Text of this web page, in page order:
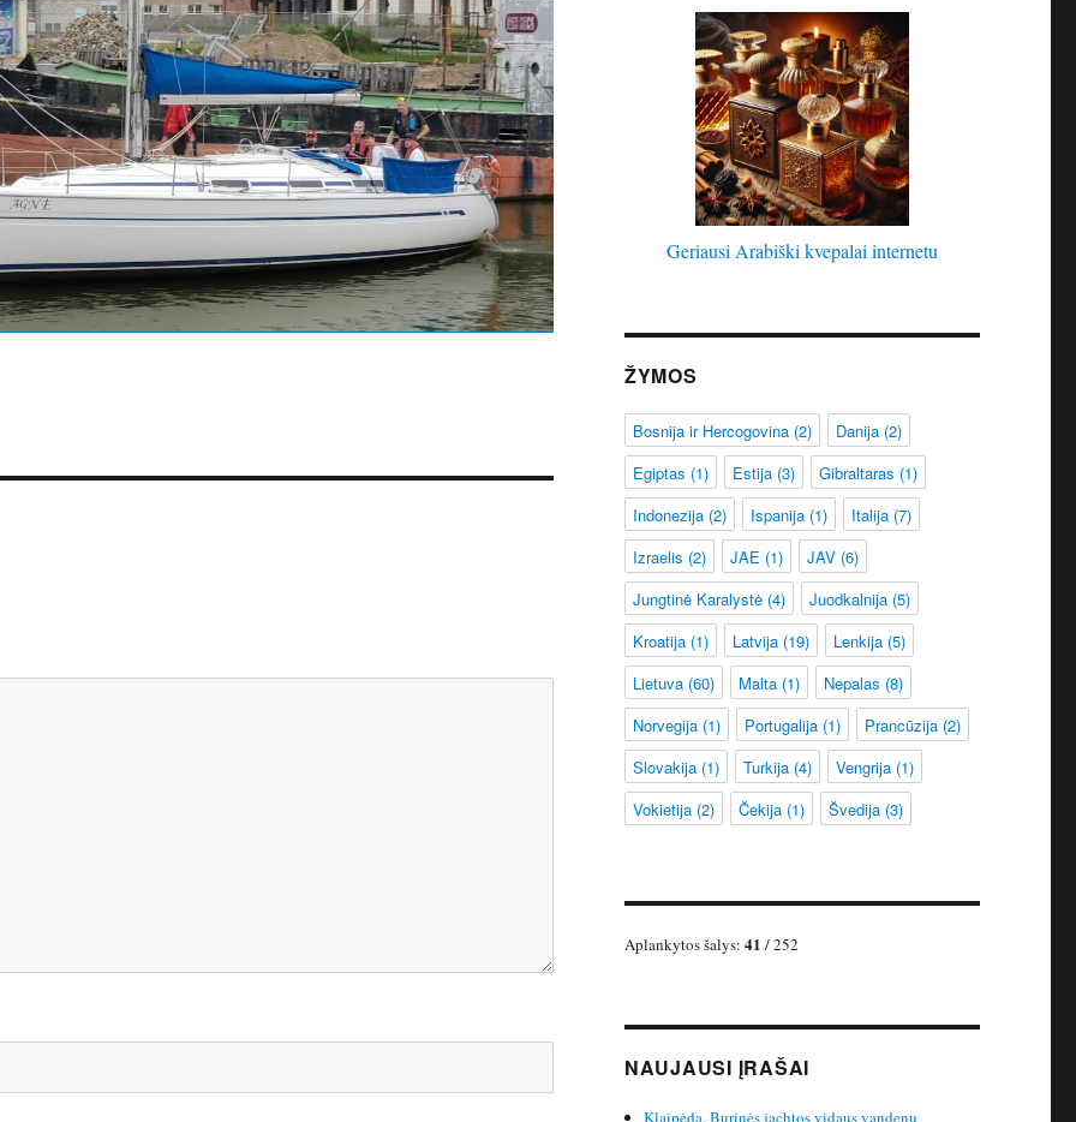
Geriausi Arabiški kvepalai internetu
ŽYMOS
Bosnija ir Hercogovina(2) Danija(2)
Egiptas (1) Estija(3) Gibraltaras (1)
Indonezija(2) Ispanija(1) Italija(7)
Izraelis (2) JAE (1) JAV(6)
Jungtinė Karalystė(4) Juodkalnija(5)
Kroatija(1) Latvija(19) Lenkija(5)
Lietuva(60) Malta(1) Nepalas (8)
Norvegija(1) Portugalija(1) Prancūzija(2)
Slovakija(1) Turkija(4) Vengrija(1)
Vokietija(2) Čekija(1) Švedija(3)
Aplankytos šalys: 41 / 252
NAUJAUSI ĮRAŠAI
Klaipėda, Burinės jachtos vidaus vandenų